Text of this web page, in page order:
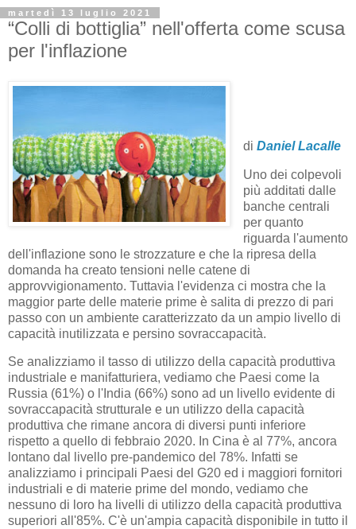
martedì 13 luglio 2021
“Colli di bottiglia” nell'offerta come scusa
per l'inflazione
di Daniel Lacalle
Uno dei colpevoli
più additati dalle
banche centrali
per quanto
riguarda l'aumento
dell'inflazione sono le strozzature e che la ripresa della
domanda ha creato tensioni nelle catene di
approvvigionamento. Tuttavia l'evidenza ci mostra che la
maggior parte delle materie prime è salita di prezzo di pari
passo con un ambiente caratterizzato da un ampio livello di
capacità inutilizzata e persino sovraccapacità.
Se analizziamo il tasso di utilizzo della capacità produttiva
industriale e manifatturiera, vediamo che Paesi come la
Russia (61%) o l'India (66%) sono ad un livello evidente di
sovraccapacità strutturale e un utilizzo della capacità
produttiva che rimane ancora di diversi punti inferiore
rispetto a quello di febbraio 2020. In Cina è al 77%, ancora
lontano dal livello pre-pandemico del 78%. Infatti se
analizziamo i principali Paesi del G20 ed i maggiori fornitori
industriali e di materie prime del mondo, vediamo che
nessuno di loro ha livelli di utilizzo della capacità produttiva
superiori all'85%. C'è un'ampia capacità disponibile in tutto il